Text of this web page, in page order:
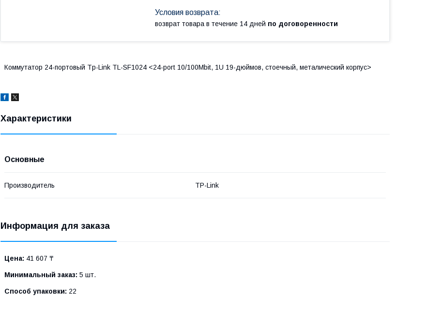
возврат товара в течение 14 дней по договоренности
Коммутатор 24-портовый Tp-Link TL-SF1024 <24-port 10/100Mbit, 1U 19-дюймов, стоечный, металический корпус>
Характеристики
Основные
Производитель TP-Link
Информация для заказа
Цена: 41 607 ₸
Минимальный заказ: 5 шт.
Способ упаковки: 22